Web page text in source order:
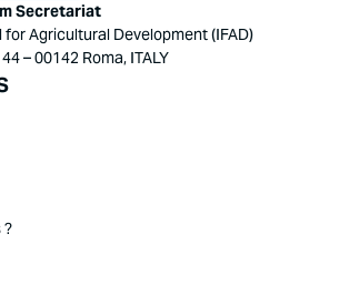
Secretariat
Agricultural Development (IFAD)
– 00142 Roma, ITALY
?